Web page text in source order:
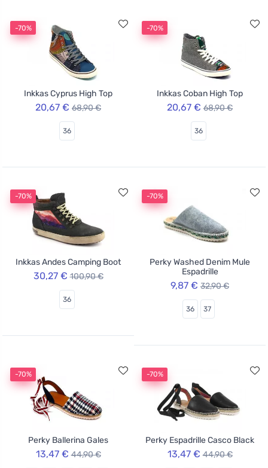
-70%
Inkkas Cyprus High Top
20,67 € 68,90 €
36
-70%
Inkkas Coban High Top
20,67 € 68,90 €
36
-70%
Inkkas Andes Camping Boot
30,27 € 100,90 €
36
-70%
Perky Washed Denim Mule
Espadrille
9,87 € 32,90 €
36 37
-70%
Perky Ballerina Gales
13,47 € 44,90 €
-70%
Perky Espadrille Casco Black
13,47 € 44,90 €